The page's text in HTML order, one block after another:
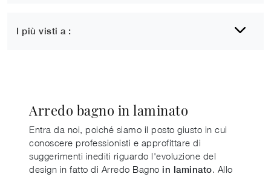
I più visti a :
Arredo bagno in laminato
Entra da noi, poiché siamo il posto giusto in cui
conoscere professionisti e approfittare di
suggerimenti inediti riguardo l'evoluzione del
design in fatto di Arredo Bagno in laminato. Allo